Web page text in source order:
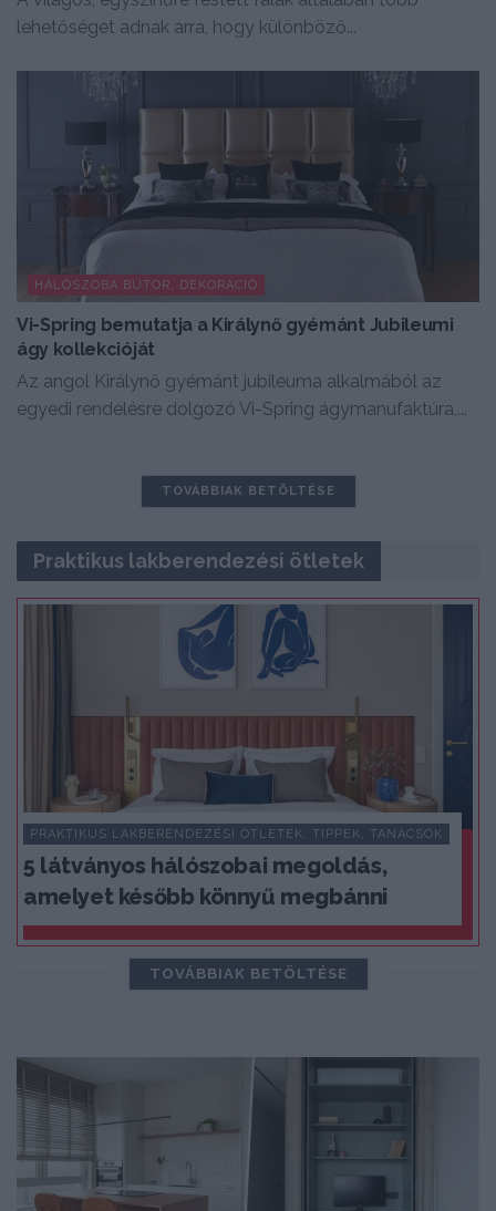
lehetőséget adnak arra, hogy különböző...
HÁLÓSZOBA BÚTOR, DEKORÁCIÓ
Vi-Spring bemutatja a Királynő gyémánt Jubileumi
ágy kollekcióját
Az angol Királynő gyémánt jubileuma alkalmából az
egyedi rendelésre dolgozó Vi-Spring ágymanufaktúra,...
TOVÁBBIAK BETÖLTÉSE
Praktikus lakberendezési ötletek
PRAKTIKUS LAKBERENDEZÉSI ÖTLETEK, TIPPEK, TANÁCSOK
5 látványos hálószobai megoldás,
amelyet később könnyű megbánni
TOVÁBBIAK BETÖLTÉSE